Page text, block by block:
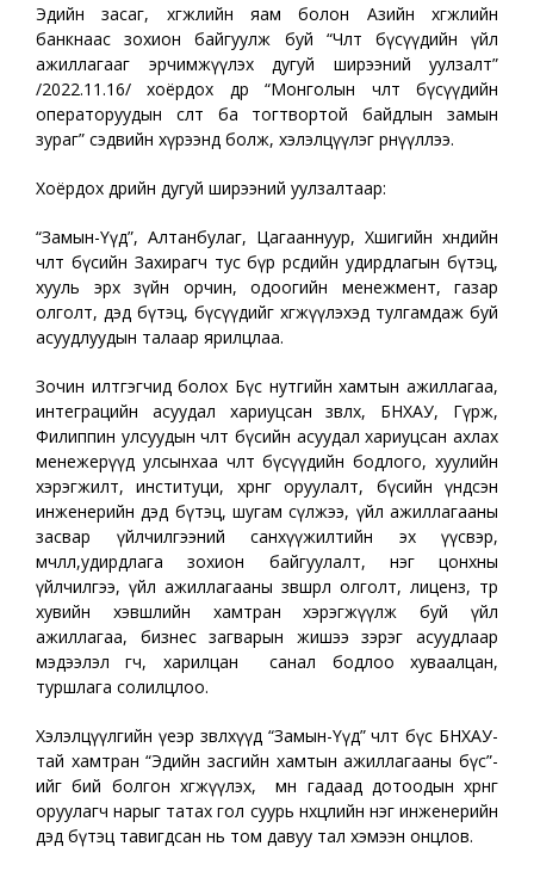
Эдийн засаг, хөгжлийн яам болон Азийн хөгжлийн
банкнаас зохион байгуулж буй “Чөлөөт бүсүүдийн үйл
ажиллагааг эрчимжүүлэх дугуй ширээний уулзалт”
/2022.11.16/ хоёрдох өдрөө “Монголын чөлөөт бүсүүдийн
операторуудын өсөлт ба тогтвортой байдлын замын
зураг” сэдвийн хүрээнд болж, хэлэлцүүлэг өрнүүллээ.
Хоёрдох өдрийн дугуй ширээний уулзалтаар:
“Замын-Үүд”, Алтанбулаг, Цагааннуур, Хөшигийн хөндийн
чөлөөт бүсийн Захирагч тус бүр өөрсдийн удирдлагын бүтэц,
хууль эрх зүйн орчин, одоогийн менежмент, газар
олголт, дэд бүтэц, бүсүүдийг хөгжүүлэхэд тулгамдаж буй
асуудлуудын талаар ярилцлаа.
Зочин илтгэгчид болох Бүс нутгийн хамтын ажиллагаа,
интеграцийн асуудал хариуцсан зөвлөх, БНХАУ, Гүрж,
Филиппин улсуудын чөлөөт бүсийн асуудал хариуцсан ахлах
менежерүүд улсынхаа чөлөөт бүсүүдийн бодлого, хуулийн
хэрэгжилт, институци, хөрөнгө оруулалт, бүсийн үндсэн
инженерийн дэд бүтэц, шугам сүлжээ, үйл ажиллагааны
засвар үйлчилгээний санхүүжилтийн эх үүсвэр,
өмчлөл,удирдлага зохион байгуулалт, нэг цонхны
үйлчилгээ, үйл ажиллагааны зөвшөөрөл олголт, лиценз, төр
хувийн хэвшлийн хамтран хэрэгжүүлж буй үйл
ажиллагаа, бизнес загварын жишээ зэрэг асуудлаар
мэдээлэл өгч, харилцан санал бодлоо хуваалцан,
туршлага солилцлоо.
Хэлэлцүүлгийн үеэр зөвлөхүүд “Замын-Үүд” чөлөөт бүс БНХАУ-
тай хамтран “Эдийн засгийн хамтын ажиллагааны бүс”-
ийг бий болгон хөгжүүлэх, мөн гадаад дотоодын хөрөнгө
оруулагч нарыг татах гол суурь нөхцөлийн нэг инженерийн
дэд бүтэц тавигдсан нь том давуу тал хэмээн онцлов.